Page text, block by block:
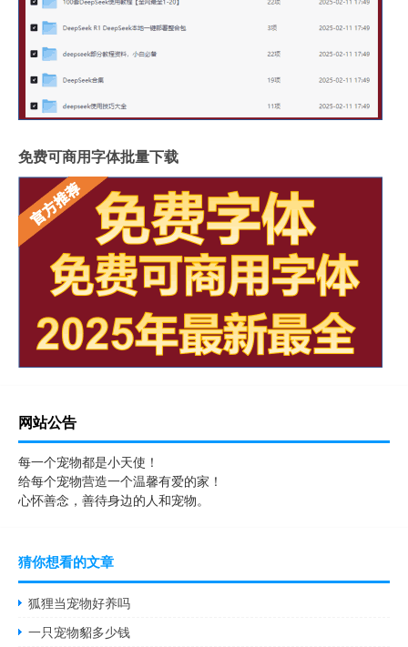
免费可商用字体批量下载
网站公告
每一个宠物都是小天使！
给每个宠物营造一个温馨有爱的家！
心怀善念，善待身边的人和宠物。
猜你想看的文章
狐狸当宠物好养吗
一只宠物貂多少钱